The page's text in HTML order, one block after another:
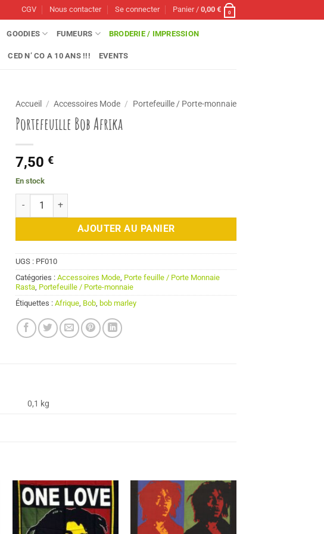
CGV Nous contacter Se connecter Panier /0,00€ 0
GOODIES FUMEURS BRODERIE / IMPRESSION
CED N’ CO A 10 ANS !!! EVENTS
Accueil / Accessoires Mode / Portefeuille / Porte-monnaie
Portefeuille Bob Afrika
7,50€
En stock
AJOUTER AU PANIER
UGS : PF010
Catégories :Accessoires Mode Porte feuille / Porte Monnaie
Rasta Portefeuille / Porte-monnaie
Étiquettes :Afrique Bob ,bob marley
0,1 kg